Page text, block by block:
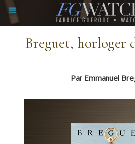
Breguet, horloger
Par Emmanuel